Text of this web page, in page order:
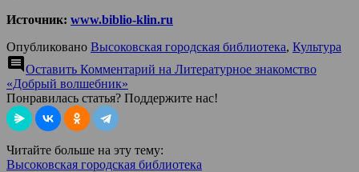
Источник: www.biblio-klin.ru
Опубликовано Высоковская городская библиотека, Культура
comment Оставить Комментарий на Литературное знакомство
«Добрый волшебник»
Понравилась статья? Поддержите нас!
Читайте больше на эту тему:
Высоковская городская библиотека